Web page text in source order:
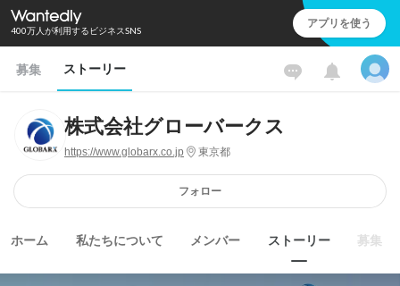
400万人が利用するビジネスSNS アプリを使う
募集 ストーリー
株式会社グローバークス
https://www.globarx.co.jp 東京都
フォロー
ホーム 私たちについて メンバー ストーリー 募集